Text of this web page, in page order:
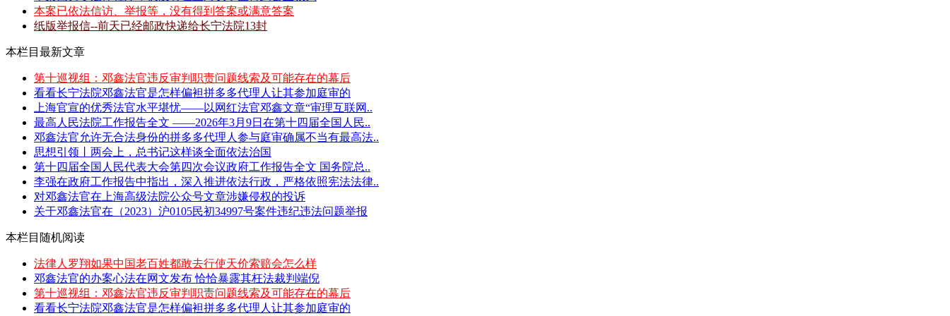
本案已依法信访、举报等，没有得到答案或满意答案
纸版举报信--前天已经邮政快递给长宁法院13封
本栏目最新文章
第十巡视组：邓鑫法官违反审判职责问题线索及可能存在的幕后
看看长宁法院邓鑫法官是怎样偏袒拼多多代理人让其参加庭审的
上海官宣的优秀法官水平堪忧——以网红法官邓鑫文章“审理互联网..
最高人民法院工作报告全文 ——2026年3月9日在第十四届全国人民..
邓鑫法官允许无合法身份的拼多多代理人参与庭审确属不当有最高法..
思想引领丨两会上，总书记这样谈全面依法治国
第十四届全国人民代表大会第四次会议政府工作报告全文 国务院总..
李强在政府工作报告中指出，深入推进依法行政，严格依照宪法法律..
对邓鑫法官在上海高级法院公众号文章涉嫌侵权的投诉
关于邓鑫法官在（2023）沪0105民初34997号案件违纪违法问题举报
本栏目随机阅读
法律人罗翔如果中国老百姓都敢去行使天价索赔会怎么样
邓鑫法官的办案心法在网文发布 恰恰暴露其枉法裁判端倪
第十巡视组：邓鑫法官违反审判职责问题线索及可能存在的幕后
看看长宁法院邓鑫法官是怎样偏袒拼多多代理人让其参加庭审的